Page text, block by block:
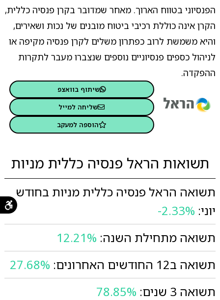
הפנסיוני בטווח הארוך. מאחר שמדובר בקרן פנסיה כללית,
הקרן אינה כוללת רכיבי ביטוח מובנים של נכות ושאירים,
והיא משמשת לרוב כפתרון משלים לקרן פנסיה מקיפה או
לניהול כספים פנסיוניים נוספים שנצברו מעבר לתקרות
ההפקדה.
שיתוף בוואצפ
שליחה למייל
הוספה למעקב
תשואות הראל פנסיה כללית מניות
תשואה הראל פנסיה כללית מניות בחודש
יוני: -2.33%
תשואה מתחילת השנה: 12.21%
תשואה ב12 החודשים האחרונים:
27.68%
תשואה 3 שנים:
78.85%